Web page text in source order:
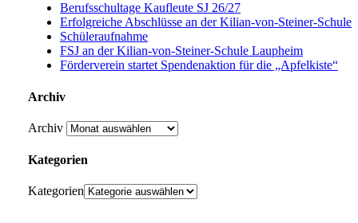
Berufsschultage Kaufleute SJ 26/27
Erfolgreiche Abschlüsse an der Kilian-von-Steiner-Schule
Schüleraufnahme
FSJ an der Kilian-von-Steiner-Schule Laupheim
Förderverein startet Spendenaktion für die „Apfelkiste“
Archiv
Archiv
Kategorien
Kategorien